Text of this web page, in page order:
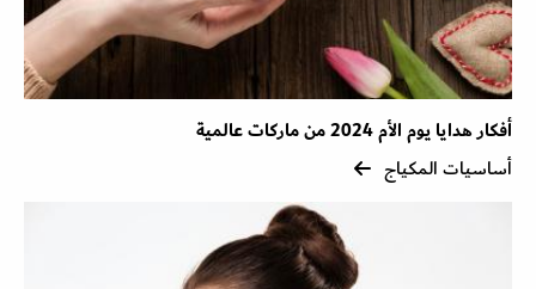
أفكار هدايا يوم الأم 2024 من ماركات عالمية
أساسيات المكياج